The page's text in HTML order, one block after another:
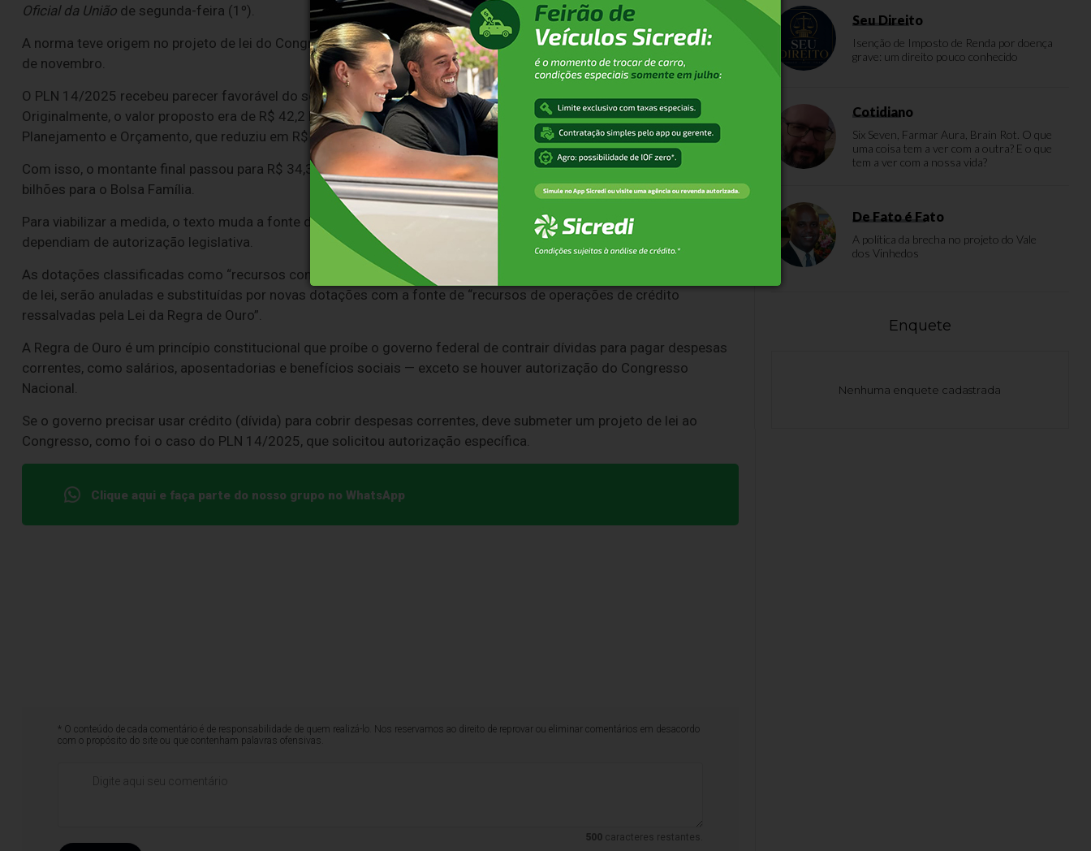
Oficial da União de segunda-feira (1º).
A norma teve origem no projeto de lei do Congresso Nacional (PLN)14/2025
, aprovado em sessão bicameral em 27
de novembro.
O PLN 14/2025 recebeu parecer favorável do senador Randolfe Rodrigues (PT-AP), que modificou o texto original.
Originalmente, o valor proposto era de R$ 42,2 bilhões, mas foi ajustado após solicitação do Ministério do
Planejamento e Orçamento, que reduziu em R$ 7,9 bilhões o valor destinado ao Programa Bolsa Família.
Com isso, o montante final passou para R$ 34,3 bilhões: R$ 22,2 bilhões para benefícios previdenciários e R$ 12,1
bilhões para o Bolsa Família.
Para viabilizar a medida, o texto muda a fonte dos recursos e permite a execução de determinadas despesas que
dependiam de autorização legislativa.
As dotações classificadas como “recursos condicionados”, que só podem ser usadas após aprovação de um projeto
de lei, serão anuladas e substituídas por novas dotações com a fonte de “recursos de operações de crédito
ressalvadas pela Lei da Regra de Ouro”.
A Regra de Ouro é um princípio constitucional que proíbe o governo federal de contrair dívidas para pagar despesas
correntes, como salários, aposentadorias e benefícios sociais — exceto se houver autorização do Congresso
Nacional.
Se o governo precisar usar crédito (dívida) para cobrir despesas correntes, deve submeter um projeto de lei ao
Congresso, como foi o caso do PLN 14/2025, que solicitou autorização específica.
Clique aqui e faça parte do nosso grupo no WhatsApp
* O conteúdo de cada comentário é de responsabilidade de quem realizá-lo. Nos reservamos ao direito de reprovar ou eliminar comentários em desacordo
com o propósito do site ou que contenham palavras ofensivas.
500caracteres restantes.
Seu Direito
Isenção de Imposto de Renda por doença
grave: um direito pouco conhecido
Cotidiano
Six Seven, Farmar Aura, Brain Rot. O que
uma coisa tem a ver com a outra? E o que
tem a ver com a nossa vida?
De Fato é Fato
A política da brecha no projeto do Vale
dos Vinhedos
Enquete
Nenhuma enquete cadastrada